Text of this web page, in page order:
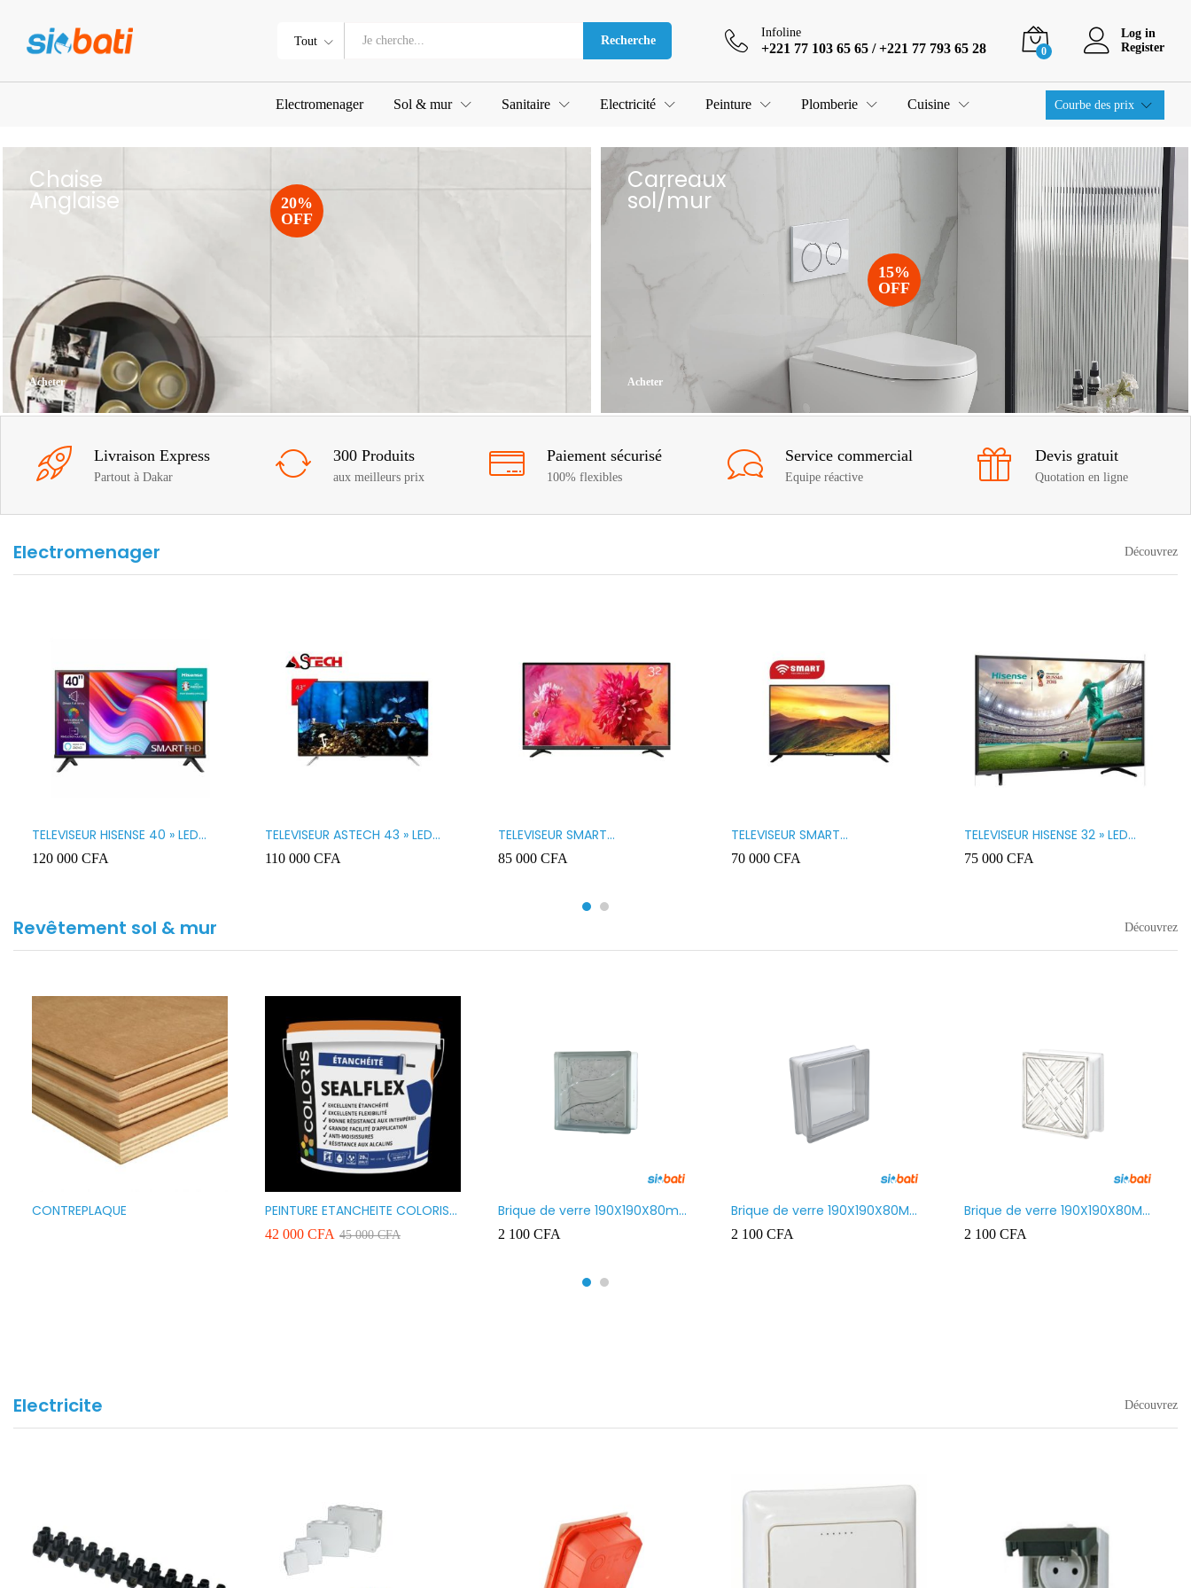
Tout Recherche
Infoline
+221 77 103 65 65 / +221 77 793 65 28 0
Log in
Register
Electromenager Sol & mur Sanitaire Electricité Peinture Plomberie Cuisine Courbe des prix
Chaise
Anglaise
Acheter
20%
OFF
Carreaux
sol/mur
Acheter
15%
OFF
Livraison Express
Partout à Dakar
300 Produits
aux meilleurs prix
Paiement sécurisé
100% flexibles
Service commercial
Equipe réactive
Devis gratuit
Quotation en ligne
Electromenager Découvrez
TELEVISEUR HISENSE 40 » LED
SMART VIDAA 40A4K
120 000 CFA
TELEVISEUR ASTECH 43 » LED
43OD15
110 000 CFA
TELEVISEUR SMART
TECHNOLOGY 32 » SMART
32STT5032SA
85 000 CFA
TELEVISEUR SMART
TECHNOLOGY 32 LED STT3200K
70 000 CFA
TELEVISEUR HISENSE 32 » LED
32A5200
75 000 CFA
Revêtement sol & mur Découvrez
CONTREPLAQUE
PEINTURE ETANCHEITE COLORIS
SEAFLEX 20KG COULEUR ROUGE
BLANC VERT ET GRIS
42 000 CFA 45 000CFA
Brique de verre 190X190X80mm
motif vague x bulles
2 100 CFA
Brique de verre 190X190X80MM
Transparent
2 100 CFA
Brique de verre 190X190X80MM
CROSS
2 100 CFA
Electricite Découvrez